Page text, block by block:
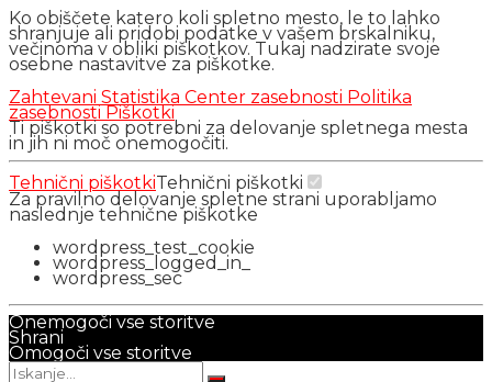
Ko obiščete katero koli spletno mesto, le to lahko
shranjuje ali pridobi podatke v vašem brskalniku,
večinoma v obliki piškotkov. Tukaj nadzirate svoje
osebne nastavitve za piškotke.
Zahtevani Statistika Center zasebnosti Politika
zasebnosti Piškotki
Ti piškotki so potrebni za delovanje spletnega mesta
in jih ni moč onemogočiti.
Tehnični piškotkiTehnični piškotki
Za pravilno delovanje spletne strani uporabljamo
naslednje tehnične piškotke
wordpress_test_cookie
wordpress_logged_in_
wordpress_sec
Onemogoči vse storitve
Shrani
Omogoči vse storitve